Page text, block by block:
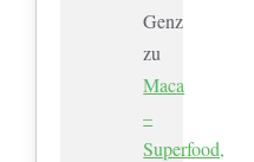
Genz
zu
Maca
–
Superfood,